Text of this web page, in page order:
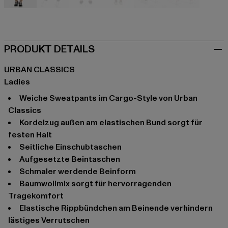
PRODUKT DETAILS
URBAN CLASSICS
Ladies
Weiche Sweatpants im Cargo-Style von Urban
Classics
Kordelzug außen am elastischen Bund sorgt für
festen Halt
Seitliche Einschubtaschen
Aufgesetzte Beintaschen
Schmaler werdende Beinform
Baumwollmix sorgt für hervorragenden
Tragekomfort
Elastische Rippbündchen am Beinende verhindern
lästiges Verrutschen